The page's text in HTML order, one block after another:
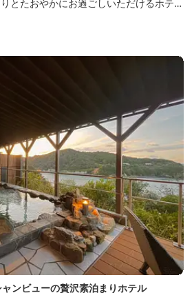
とたおやかにお過ごしいただけるホテル
羽市浦村町にオープンしました。 目の前
の風景が広がり、後背は山に囲まれ、自
ンビューの贅沢素泊まりホテル